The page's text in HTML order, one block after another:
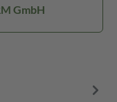
GmbH